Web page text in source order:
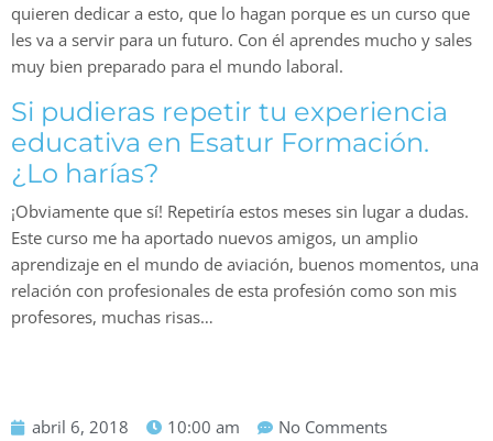
quieren dedicar a esto, que lo hagan porque es un curso que
les va a servir para un futuro. Con él aprendes mucho y sales
muy bien preparado para el mundo laboral.
Si pudieras repetir tu experiencia
educativa en Esatur Formación.
¿Lo harías?
¡Obviamente que sí! Repetiría estos meses sin lugar a dudas.
Este curso me ha aportado nuevos amigos, un amplio
aprendizaje en el mundo de aviación, buenos momentos, una
relación con profesionales de esta profesión como son mis
profesores, muchas risas…
abril 6, 2018 10:00 am
No Comments